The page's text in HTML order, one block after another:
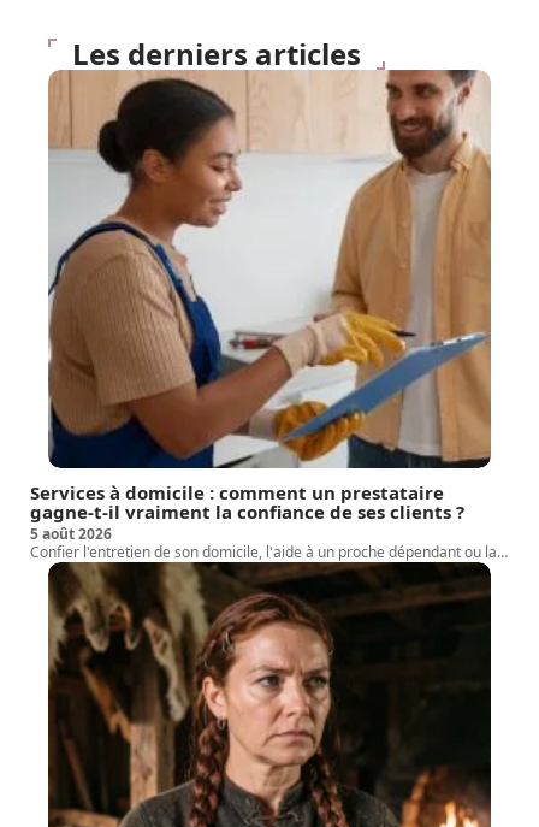
Les derniers articles
Services à domicile : comment un prestataire
gagne-t-il vraiment la confiance de ses clients ?
5 août 2026
Confier l'entretien de son domicile, l'aide à un proche dépendant ou la…